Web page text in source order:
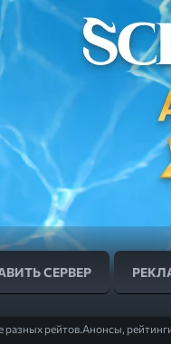
СЕРВЕР
разных рейтов.Анонсы,